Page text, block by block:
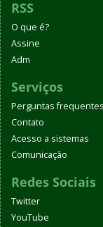
RSS
O que é?
Assine
Adm
Serviços
Perguntas frequentes
Contato
Acesso a sistemas
Comunicação
Redes Sociais
Twitter
YouTube